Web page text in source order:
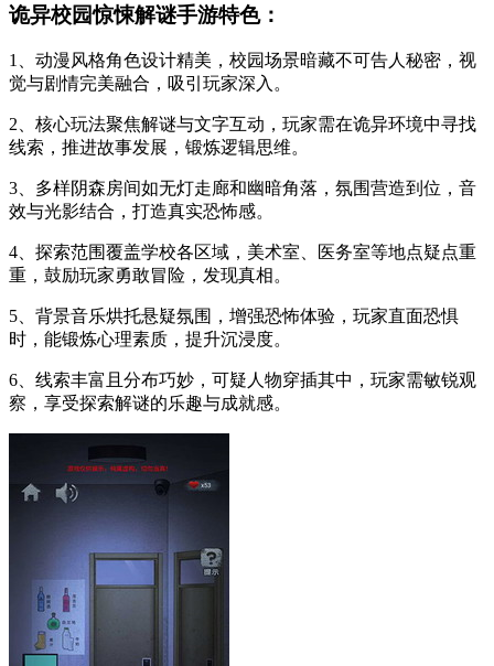
诡异校园惊悚解谜手游特色：
1、动漫风格角色设计精美，校园场景暗藏不可告人秘密，视
觉与剧情完美融合，吸引玩家深入。
2、核心玩法聚焦解谜与文字互动，玩家需在诡异环境中寻找
线索，推进故事发展，锻炼逻辑思维。
3、多样阴森房间如无灯走廊和幽暗角落，氛围营造到位，音
效与光影结合，打造真实恐怖感。
4、探索范围覆盖学校各区域，美术室、医务室等地点疑点重
重，鼓励玩家勇敢冒险，发现真相。
5、背景音乐烘托悬疑氛围，增强恐怖体验，玩家直面恐惧
时，能锻炼心理素质，提升沉浸度。
6、线索丰富且分布巧妙，可疑人物穿插其中，玩家需敏锐观
察，享受探索解谜的乐趣与成就感。